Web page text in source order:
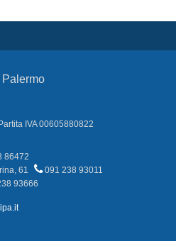
IVA 00605880822
86472
61
091 238 93011
93666